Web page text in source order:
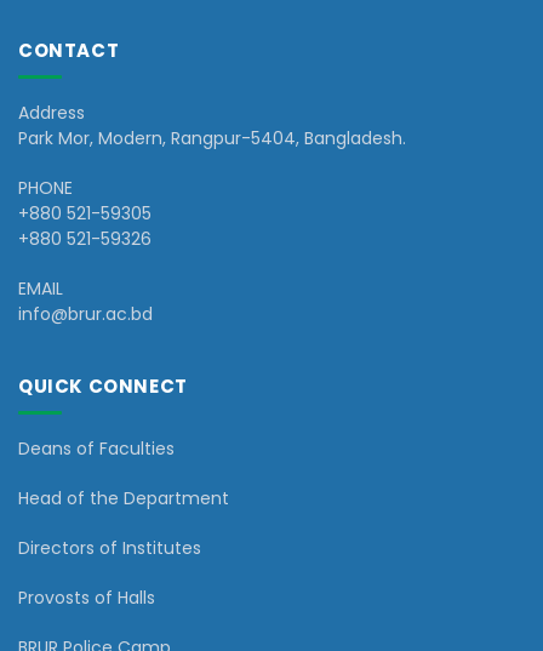
CONTACT
Address
Park Mor, Modern, Rangpur-5404, Bangladesh.
PHONE
+880 521-59305
+880 521-59326
EMAIL
info@brur.ac.bd
QUICK CONNECT
Deans of Faculties
Head of the Department
Directors of Institutes
Provosts of Halls